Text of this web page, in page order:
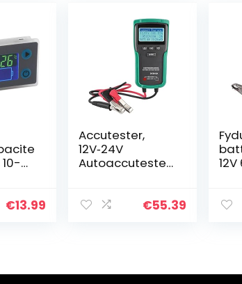
€13.99
Accutester,
12V‑24V
Autoaccutester
tingstest
€55.39
12V